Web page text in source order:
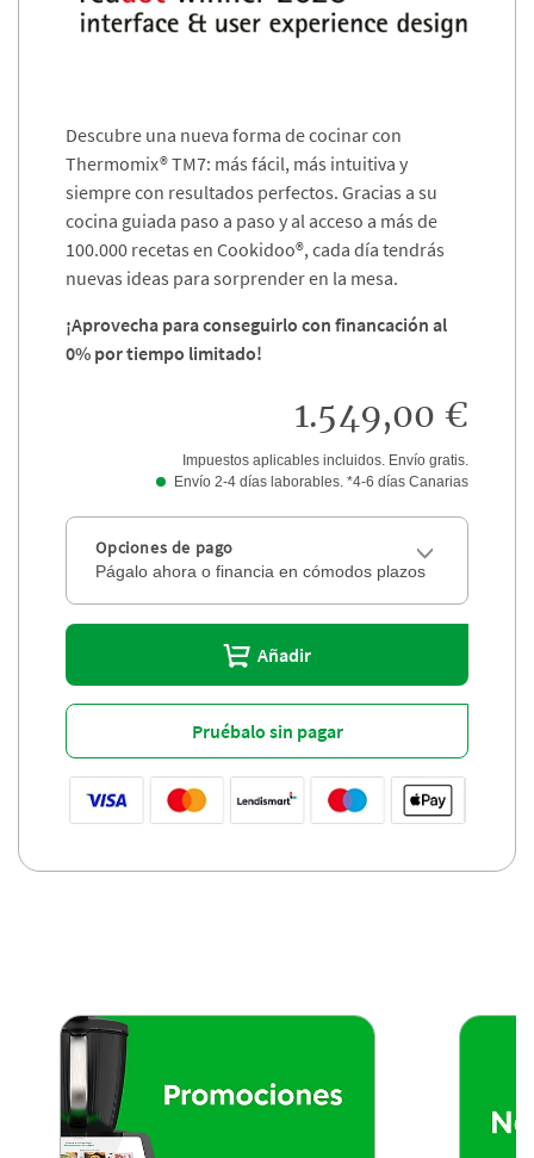
Descubre una nueva forma de cocinar con
Thermomix® TM7: más fácil, más intuitiva y
siempre con resultados perfectos. Gracias a su
cocina guiada paso a paso y al acceso a más de
100.000 recetas en Cookidoo®, cada día tendrás
nuevas ideas para sorprender en la mesa.
¡Aprovecha para conseguirlo con financación al
0% por tiempo limitado!
1.549,00 €
Impuestos aplicables incluidos. Envío gratis.
Envío 2-4 días laborables. *4-6 días Canarias
Opciones de pago
Págalo ahora o financia en cómodos plazos
Añadir
Pruébalo sin pagar